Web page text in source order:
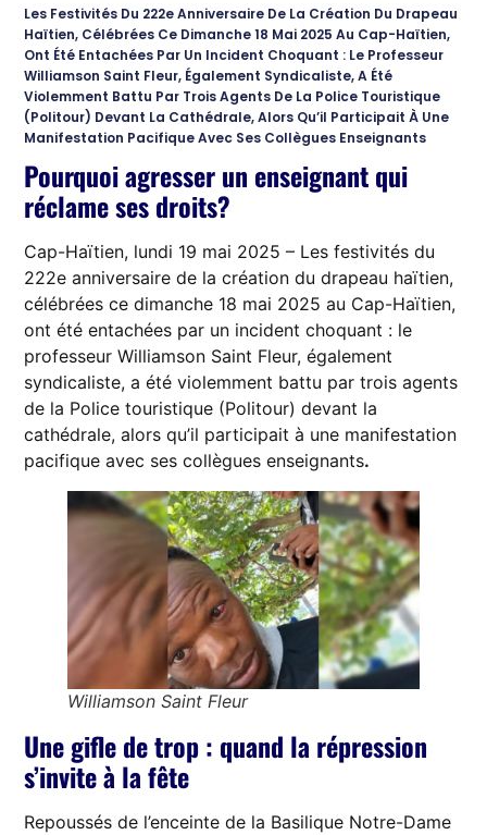
Les Festivités Du 222e Anniversaire De La Création Du Drapeau
Haïtien, Célébrées Ce Dimanche 18 Mai 2025 Au Cap-Haïtien,
Ont Été Entachées Par Un Incident Choquant : Le Professeur
Williamson Saint Fleur, Également Syndicaliste, A Été
Violemment Battu Par Trois Agents De La Police Touristique
(Politour) Devant La Cathédrale, Alors Qu’il Participait À Une
Manifestation Pacifique Avec Ses Collègues Enseignants
Pourquoi agresser un enseignant qui
réclame ses droits?
Cap-Haïtien, lundi 19 mai 2025 – Les festivités du
222e anniversaire de la création du drapeau haïtien,
célébrées ce dimanche 18 mai 2025 au Cap-Haïtien,
ont été entachées par un incident choquant : le
professeur Williamson Saint Fleur, également
syndicaliste, a été violemment battu par trois agents
de la Police touristique (Politour) devant la
cathédrale, alors qu’il participait à une manifestation
pacifique avec ses collègues enseignants.
Williamson Saint Fleur
Une gifle de trop : quand la répression
s’invite à la fête
Repoussés de l’enceinte de la Basilique Notre-Dame